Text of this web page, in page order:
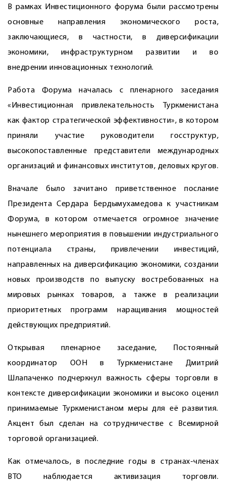
В рамках Инвестиционного форума были рассмотрены
основные направления экономического роста,
заключающиеся, в частности, в диверсификации
экономики, инфраструктурном развитии и во
внедрении инновационных технологий.
Работа Форума началась с пленарного заседания
«Инвестиционная привлекательность Туркменистана
как фактор стратегической эффективности», в котором
приняли участие руководители госструктур,
высокопоставленные представители международных
организаций и финансовых институтов, деловых кругов.
Вначале было зачитано приветственное послание
Президента Сердара Бердымухамедова к участникам
Форума, в котором отмечается огромное значение
нынешнего мероприятия в повышении индустриального
потенциала страны, привлечении инвестиций,
направленных на диверсификацию экономики, создании
новых производств по выпуску востребованных на
мировых рынках товаров, а также в реализации
приоритетных программ наращивания мощностей
действующих предприятий.
Открывая пленарное заседание, Постоянный
координатор ООН в Туркменистане Дмитрий
Шлапаченко подчеркнул важность сферы торговли в
контексте диверсификации экономики и высоко оценил
принимаемые Туркменистаном меры для её развития.
Акцент был сделан на сотрудничестве с Всемирной
торговой организацией.
Как отмечалось, в последние годы в странах-членах
ВТО наблюдается активизация торговли.